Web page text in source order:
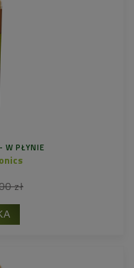
W PŁYNIE
zł